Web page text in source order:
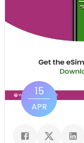
15
APR